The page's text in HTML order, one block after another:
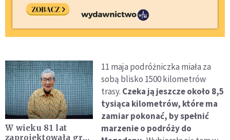
W wieku 81 lat
zaprojektowała grę
11 maja podróżniczka miała za
sobą blisko 1500 kilometrów
trasy. Czeka ją jeszcze około 8,5
tysiąca kilometrów, które ma
zamiar pokonać, by spełnić
marzenie o podróży do